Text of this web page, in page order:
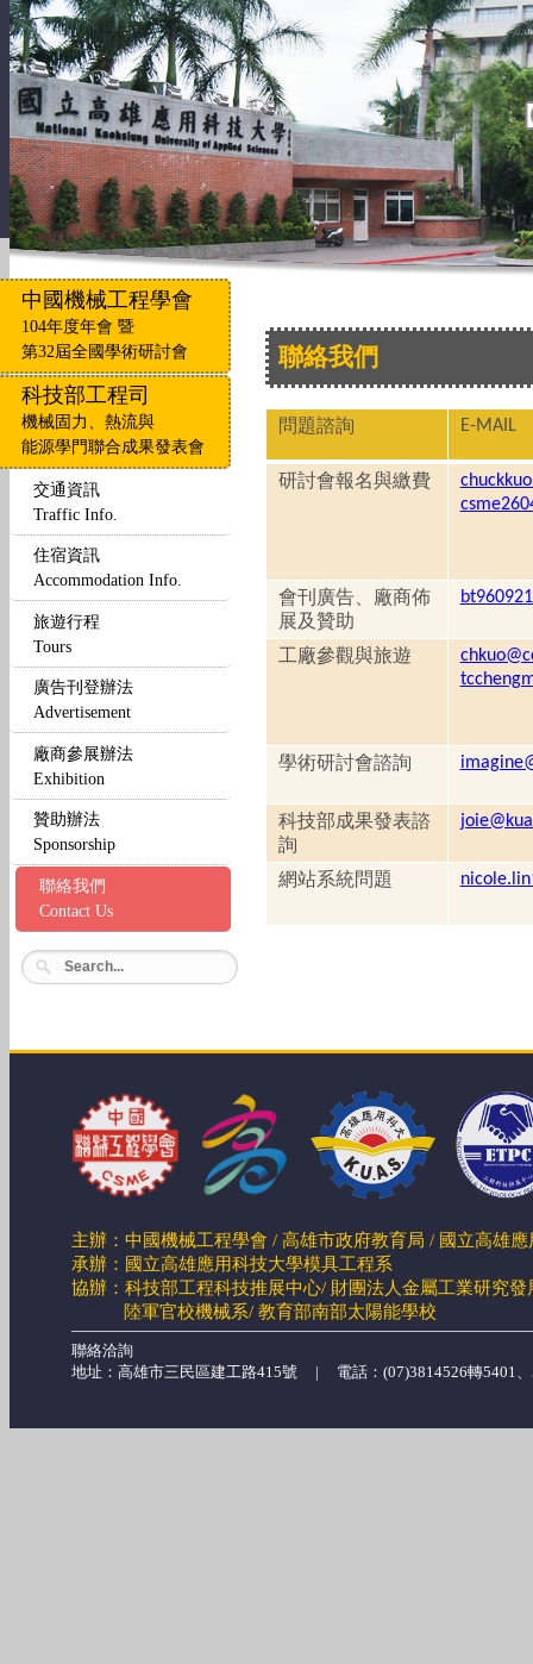
中國機械工程學會
104年度年會 暨
第32屆全國學術研討會
科技部工程司
機械固力、熱流與
能源學門聯合成果發表會
交通資訊
Traffic Info.
住宿資訊
Accommodation Info.
旅遊行程
Tours
廣告刊登辦法
Advertisement
廠商參展辦法
Exhibition
贊助辦法
Sponsorship
聯絡我們
Contact Us
聯絡我們
問題諮詢 E-MAIL
研討會報名與繳費
會刊廣告、廠商佈
展及贊助
工廠參觀與旅遊
學術研討會諮詢
科技部成果發表諮
詢
網站系統問題
主辦：中國機械工程學會 / 高雄市政府教育局 / 國立高雄
承辦：國立高雄應用科技大學模具工程系
協辦：科技部工程科技推展中心/ 財團法人金屬工業研究
陸軍官校機械系/ 教育部南部太陽能學校
聯絡洽詢
地址：高雄市三民區建工路415號 | 電話：(07)3814526轉